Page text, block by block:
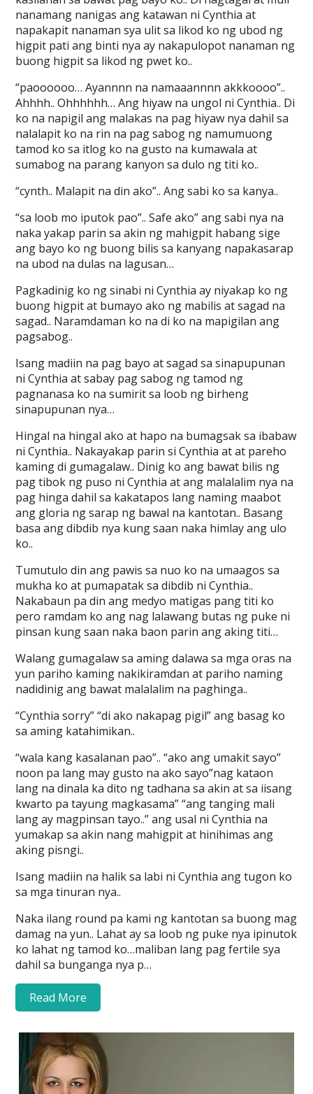
nanamang nanigas ang katawan ni Cynthia at
napakapit nanaman sya ulit sa likod ko ng ubod ng
higpit pati ang binti nya ay nakapulopot nanaman ng
buong higpit sa likod ng pwet ko..
“paoooooo… Ayannnn na namaaannnn akkkoooo”..
Ahhhh.. Ohhhhhh… Ang hiyaw na ungol ni Cynthia.. Di
ko na napigil ang malakas na pag hiyaw nya dahil sa
nalalapit ko na rin na pag sabog ng namumuong
tamod ko sa itlog ko na gusto na kumawala at
sumabog na parang kanyon sa dulo ng titi ko..
“cynth.. Malapit na din ako”.. Ang sabi ko sa kanya..
“sa loob mo iputok pao”.. Safe ako” ang sabi nya na
naka yakap parin sa akin ng mahigpit habang sige
ang bayo ko ng buong bilis sa kanyang napakasarap
na ubod na dulas na lagusan…
Pagkadinig ko ng sinabi ni Cynthia ay niyakap ko ng
buong higpit at bumayo ako ng mabilis at sagad na
sagad.. Naramdaman ko na di ko na mapigilan ang
pagsabog..
Isang madiin na pag bayo at sagad sa sinapupunan
ni Cynthia at sabay pag sabog ng tamod ng
pagnanasa ko na sumirit sa loob ng birheng
sinapupunan nya…
Hingal na hingal ako at hapo na bumagsak sa ibabaw
ni Cynthia.. Nakayakap parin si Cynthia at at pareho
kaming di gumagalaw.. Dinig ko ang bawat bilis ng
pag tibok ng puso ni Cynthia at ang malalalim nya na
pag hinga dahil sa kakatapos lang naming maabot
ang gloria ng sarap ng bawal na kantotan.. Basang
basa ang dibdib nya kung saan naka himlay ang ulo
ko..
Tumutulo din ang pawis sa nuo ko na umaagos sa
mukha ko at pumapatak sa dibdib ni Cynthia..
Nakabaun pa din ang medyo matigas pang titi ko
pero ramdam ko ang nag lalawang butas ng puke ni
pinsan kung saan naka baon parin ang aking titi…
Walang gumagalaw sa aming dalawa sa mga oras na
yun pariho kaming nakikiramdan at pariho naming
nadidinig ang bawat malalalim na paghinga..
“Cynthia sorry” “di ako nakapag pigil” ang basag ko
sa aming katahimikan..
“wala kang kasalanan pao”.. “ako ang umakit sayo”
noon pa lang may gusto na ako sayo”nag kataon
lang na dinala ka dito ng tadhana sa akin at sa iisang
kwarto pa tayung magkasama” “ang tanging mali
lang ay magpinsan tayo..” ang usal ni Cynthia na
yumakap sa akin nang mahigpit at hinihimas ang
aking pisngi..
Isang madiin na halik sa labi ni Cynthia ang tugon ko
sa mga tinuran nya..
Naka ilang round pa kami ng kantotan sa buong mag
damag na yun.. Lahat ay sa loob ng puke nya ipinutok
ko lahat ng tamod ko…maliban lang pag fertile sya
dahil sa bunganga nya p…
Read More